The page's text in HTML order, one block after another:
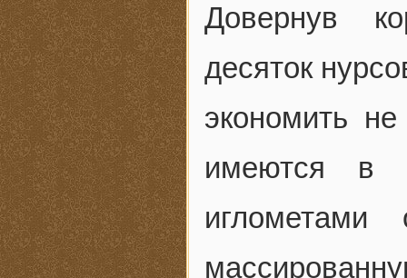
Довернув
десяток
экономить
имеются в